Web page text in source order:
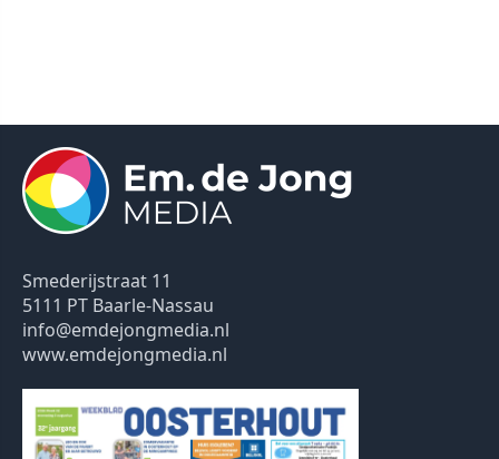
Smederijstraat 11
5111 PT Baarle-Nassau
info@emdejongmedia.nl
www.emdejongmedia.nl